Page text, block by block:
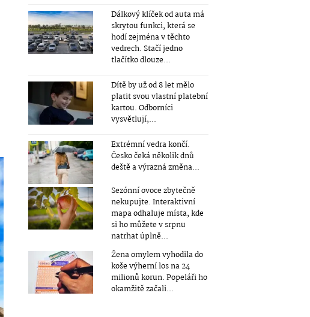
Dálkový klíček od auta má
skrytou funkci, která se
hodí zejména v těchto
vedrech. Stačí jedno
tlačítko dlouze...
Dítě by už od 8 let mělo
platit svou vlastní platební
kartou. Odborníci
vysvětlují,...
Extrémní vedra končí.
Česko čeká několik dnů
deště a výrazná změna...
Sezónní ovoce zbytečně
nekupujte. Interaktivní
mapa odhaluje místa, kde
si ho můžete v srpnu
natrhat úplně...
Žena omylem vyhodila do
koše výherní los na 24
milionů korun. Popeláři ho
okamžitě začali...